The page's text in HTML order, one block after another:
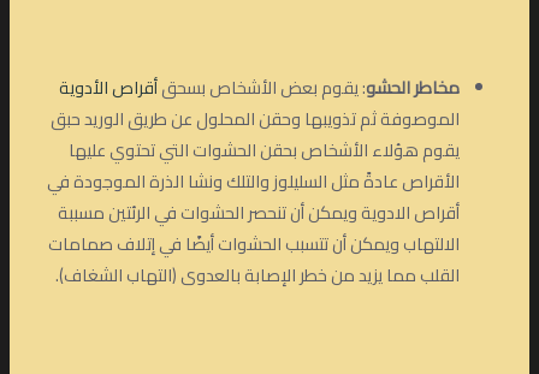
مخاطر الحشو: يقوم بعض الأشخاص بسحقأقراص الأدوية
الموصوفة ثم تذويبها وحقن المحلول عن طريق الوريد حبق
يقوم هؤلاء الأشخاص بحقن الحشوات التي تحتوي عليها
الأقراص عادةً مثل السليلوز والتلك ونشا الذرة الموجودة في
أقراص الادوية ويمكن أن تنحصر الحشوات في الرئتين مسببة
الالتهاب ويمكن أن تتسبب الحشوات أيضًا في إتلاف صمامات
القلب مما يزيد من خطر الإصابة بالعدوى (التهاب الشغاف).